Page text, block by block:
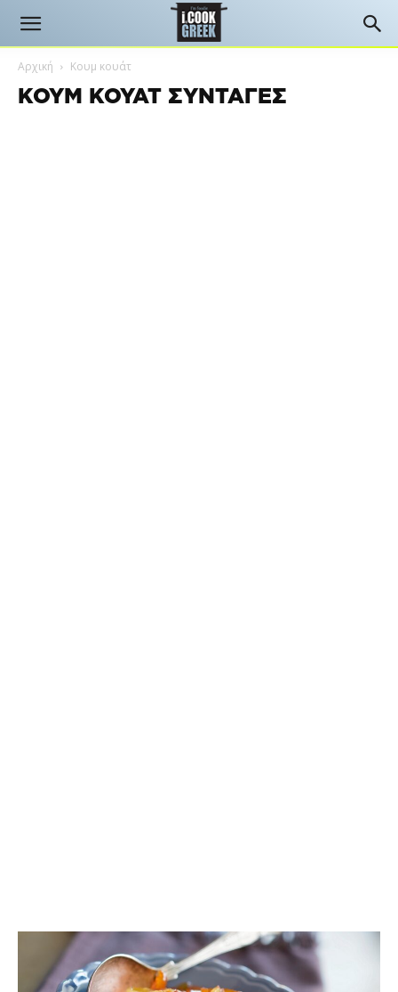
Αρχική Κουμ κουάτ
ΚΟΥΜ ΚΟΥΆΤ ΣΥΝΤΑΓΈΣ